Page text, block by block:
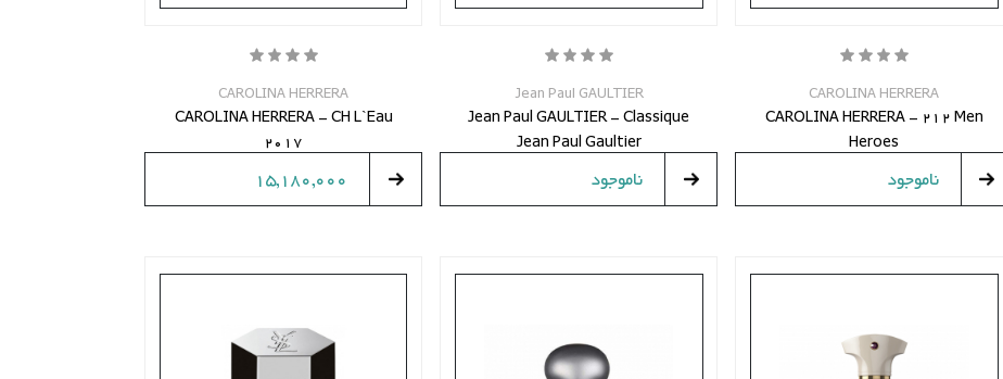
CAROLINA HERRERA
CAROLINA HERRERA - 212 Men
Heroes
ناموجود
Jean Paul GAULTIER
Jean Paul GAULTIER - Classique
Jean Paul Gaultier
ناموجود
CAROLINA HERRERA
CAROLINA HERRERA - CH L`Eau
2017
15,180,000